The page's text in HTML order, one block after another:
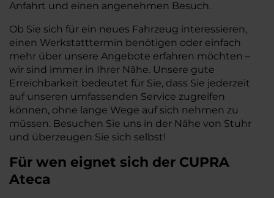
Anfahrt und einen angenehmen Besuch.
Ob Sie sich für ein neues Fahrzeug interessieren,
einen Werkstatttermin benötigen oder einfach
mehr über unsere Angebote erfahren möchten –
wir sind immer in Ihrer Nähe. Unsere gute
Erreichbarkeit bedeutet für Sie, dass Sie jederzeit
auf unseren umfassenden Service zugreifen
können, ohne lange Wege auf sich nehmen zu
müssen. Besuchen Sie uns in der Nähe von Stuhr
und überzeugen Sie sich selbst!
Für wen eignet sich der CUPRA
Ateca